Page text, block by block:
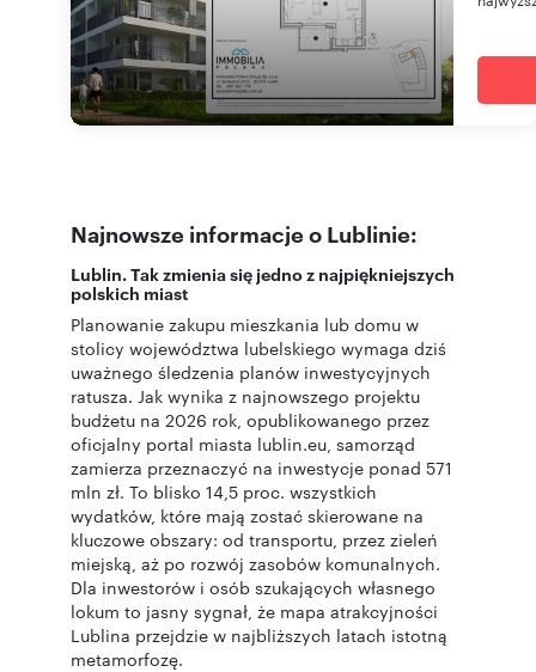
Najnowsze informacje o Lublinie:
Lublin. Tak zmienia się jedno z najpiękniejszych
polskich miast
Planowanie zakupu mieszkania lub domu w
stolicy województwa lubelskiego wymaga dziś
uważnego śledzenia planów inwestycyjnych
ratusza. Jak wynika z najnowszego projektu
budżetu na 2026 rok, opublikowanego przez
oficjalny portal miasta lublin.eu, samorząd
zamierza przeznaczyć na inwestycje ponad 571
mln zł. To blisko 14,5 proc. wszystkich
wydatków, które mają zostać skierowane na
kluczowe obszary: od transportu, przez zieleń
miejską, aż po rozwój zasobów komunalnych.
Dla inwestorów i osób szukających własnego
lokum to jasny sygnał, że mapa atrakcyjności
Lublina przejdzie w najbliższych latach istotną
metamorfozę.